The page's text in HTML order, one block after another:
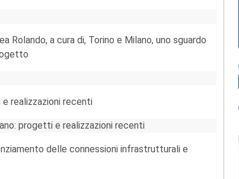
Rolando, a cura di, Torino e Milano, uno sguardo
realizzazioni recenti
progetti e realizzazioni recenti
delle connessioni infrastrutturali e